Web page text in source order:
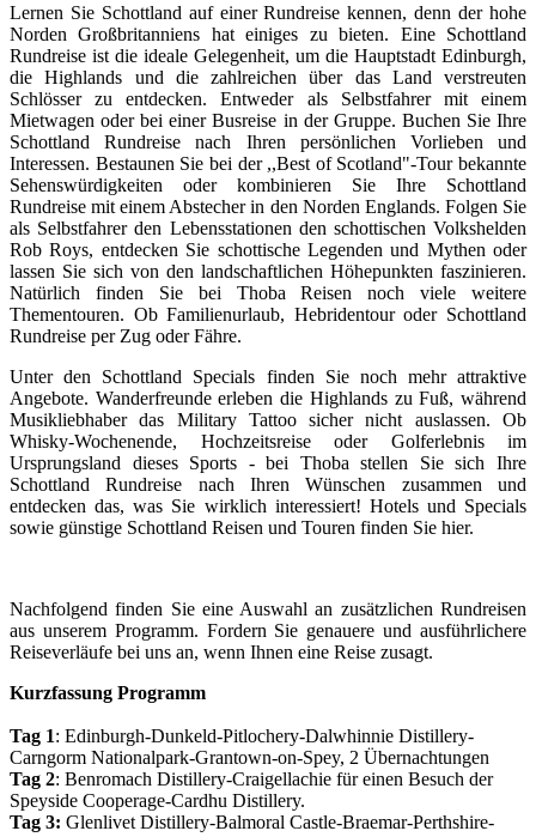
Lernen Sie Schottland auf einer Rundreise kennen, denn der hohe
Norden Großbritanniens hat einiges zu bieten. Eine Schottland
Rundreise ist die ideale Gelegenheit, um die Hauptstadt Edinburgh,
die Highlands und die zahlreichen über das Land verstreuten
Schlösser zu entdecken. Entweder als Selbstfahrer mit einem
Mietwagen oder bei einer Busreise in der Gruppe. Buchen Sie Ihre
Schottland Rundreise nach Ihren persönlichen Vorlieben und
Interessen. Bestaunen Sie bei der ,,Best of Scotland"-Tour bekannte
Sehenswürdigkeiten oder kombinieren Sie Ihre Schottland
Rundreise mit einem Abstecher in den Norden Englands. Folgen Sie
als Selbstfahrer den Lebensstationen den schottischen Volkshelden
Rob Roys, entdecken Sie schottische Legenden und Mythen oder
lassen Sie sich von den landschaftlichen Höhepunkten faszinieren.
Natürlich finden Sie bei Thoba Reisen noch viele weitere
Thementouren. Ob Familienurlaub, Hebridentour oder Schottland
Rundreise per Zug oder Fähre.
Unter den Schottland Specials finden Sie noch mehr attraktive
Angebote. Wanderfreunde erleben die Highlands zu Fuß, während
Musikliebhaber das Military Tattoo sicher nicht auslassen. Ob
Whisky-Wochenende, Hochzeitsreise oder Golferlebnis im
Ursprungsland dieses Sports - bei Thoba stellen Sie sich Ihre
Schottland Rundreise nach Ihren Wünschen zusammen und
entdecken das, was Sie wirklich interessiert! Hotels und Specials
sowie günstige Schottland Reisen und Touren finden Sie hier.
Nachfolgend finden Sie eine Auswahl an zusätzlichen Rundreisen
aus unserem Programm. Fordern Sie genauere und ausführlichere
Reiseverläufe bei uns an, wenn Ihnen eine Reise zusagt.
Kurzfassung Programm
Tag 1: Edinburgh-Dunkeld-Pitlochery-Dalwhinnie Distillery-
Carngorm Nationalpark-Grantown-on-Spey, 2 Übernachtungen
Tag 2: Benromach Distillery-Craigellachie für einen Besuch der
Speyside Cooperage-Cardhu Distillery.
Tag 3: Glenlivet Distillery-Balmoral Castle-Braemar-Perthshire-